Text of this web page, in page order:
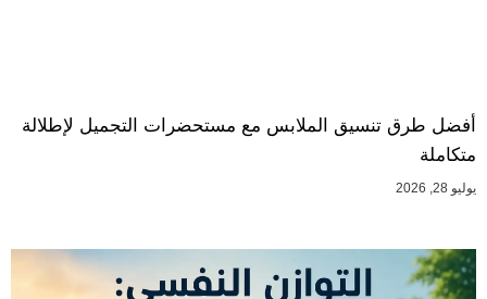
أفضل طرق تنسيق الملابس مع مستحضرات التجميل لإطلالة
متكاملة
يوليو 28, 2026